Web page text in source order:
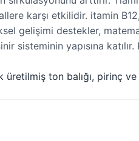
karşı etkilidir. itamin
gelişimi destekler,
yapısına
ton balığı, pirinç ve